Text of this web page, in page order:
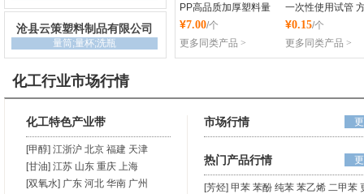
沧县云策塑料制品有限公司
量筒;量杯;洗瓶
PP高品质加厚塑料量
杯
¥7.00/个
更多同类产品 >
一次性使用试管
安全 试管
¥0.15/个
更多同类产品 >
化工行业市场行情
化工特色产业带
[甲醇] 江浙沪 北京 福建 天津
[甘油] 江苏 山东 重庆 上海
[双氧水] 广东 河北 华南 广州
市场行情
热门产品行情
[芳烃] 甲苯 苯酚 纯苯 苯乙烯 二甲苯